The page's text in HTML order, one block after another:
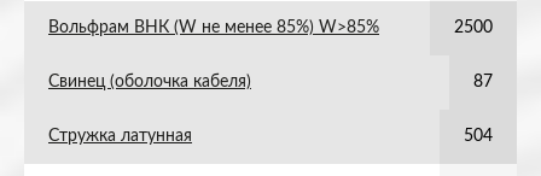
Вольфрам ВНК (W не менее 85%) W>85% 2500
Свинец (оболочка кабеля) 87
Стружка латунная 504